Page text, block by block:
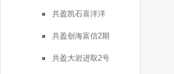
共盈凯石喜洋洋
共盈创海富信2期
共盈大岩进取2号